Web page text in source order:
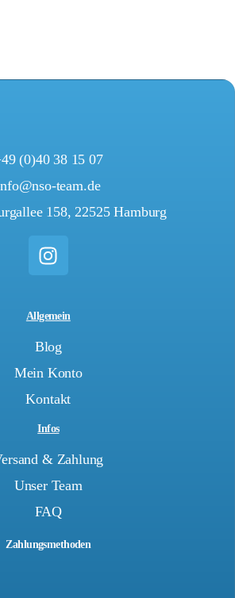
(0)40 38 15 07
team.de
158, 22525 Hamburg
Allgemein
Blog
Mein Konto
Kontakt
Infos
& Zahlung
Unser Team
FAQ
Zahlungsmethoden